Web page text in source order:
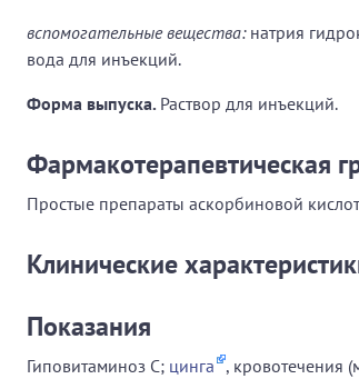
вспомогательные вещества:натрия
вода для инъекций.
Форма выпуска. Раствор для инъекций.
Фармакотерапевтическая
Простые препараты аскорбиновой
Клинические
Показания
Гиповитаминоз С; цинга , кровотечения